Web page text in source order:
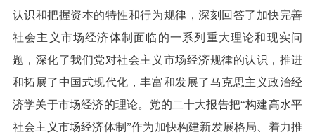
认识和把握资本的特性和行为规律，深刻回答了加快完善
社会主义市场经济体制面临的一系列重大理论和现实问
题，深化了我们党对社会主义市场经济规律的认识，推进
和拓展了中国式现代化，丰富和发展了马克思主义政治经
济学关于市场经济的理论。党的二十大报告把“构建高水平
社会主义市场经济体制”作为加快构建新发展格局、着力推